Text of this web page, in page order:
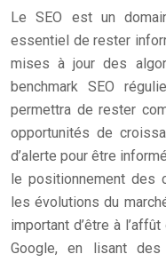
Le SEO est un
essentiel de rester
mises à jour des
benchmark SEO
permettra de rester
opportunités de
d’alerte pour être
le positionnement des
les évolutions du
important d’être à
Google, en lisant